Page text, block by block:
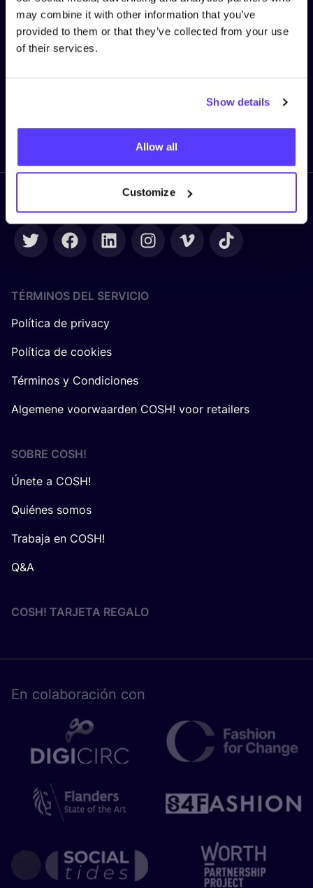
may combine it with other information that you’ve
provided to them or that they’ve collected from your use
of their services.
Show details
Allow all
Customize
Nombre*
Síguenos
TÉRMINOS DEL SERVICIO
Política de privacy
Política de cookies
Términos y Condiciones
Algemene voorwaarden COSH! voor retailers
SOBRE COSH!
Únete a COSH!
Quiénes somos
Trabaja en COSH!
Q&A
COSH! TARJETA REGALO
En cola­bo­ra­ción con